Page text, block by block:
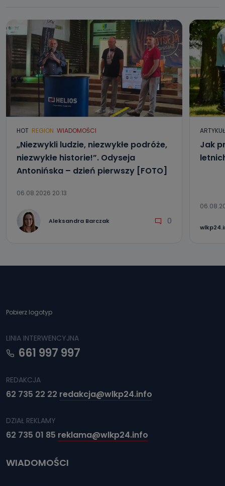
HOT REGION WIADOMOŚCI
„Niezwykli ludzie, niezwykłe podróże,
niezwykłe historie!”. Odyseja
Antonińska – dzień pierwszy [FOTO]
06.08.2026 20:13
Aleksandra Barczak 0
Jak
Pobierz logotyp
LINIA INTERWENCYJNA
661 997 997
REDAKCJA
62 735 22 22 redakcja@wlkp24.info
DZIAŁ REKLAMY
62 735 01 85 reklama@wlkp24.info
WIADOMOŚCI